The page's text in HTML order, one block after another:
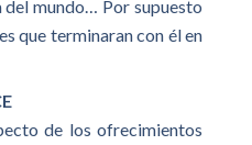
mundo… Por supuesto
que terminaran con él en
de los ofrecimientos